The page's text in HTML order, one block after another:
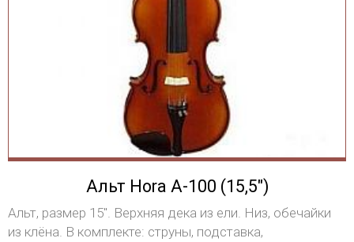
Альт Hora A-100 (15,5")
Альт, размер 15". Верхняя дека из ели. Низ, обечайки
из клёна. В комплекте: струны, подставка,